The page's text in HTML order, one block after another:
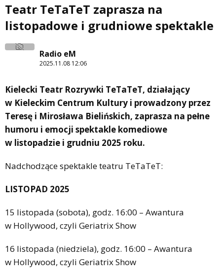
Teatr TeTaTeT zaprasza na
listopadowe i grudniowe spektakle
Radio eM
2025.11.08 12:06
Kielecki Teatr Rozrywki TeTaTeT, działający
w Kieleckim Centrum Kultury i prowadzony przez
Teresę i Mirosława Bielińskich, zaprasza na pełne
humoru i emocji spektakle komediowe
w listopadzie i grudniu 2025 roku.
Nadchodzące spektakle teatru TeTaTeT:
LISTOPAD 2025
15 listopada (sobota), godz. 16:00 – Awantura
w Hollywood, czyli Geriatrix Show
16 listopada (niedziela), godz. 16:00 – Awantura
w Hollywood, czyli Geriatrix Show